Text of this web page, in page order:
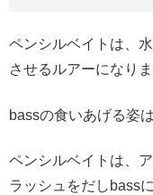
ペンシルベイトは、
させるルアーになりま
bassの食いあげる姿
ペンシルベイトは、
ラッシュをだしbass